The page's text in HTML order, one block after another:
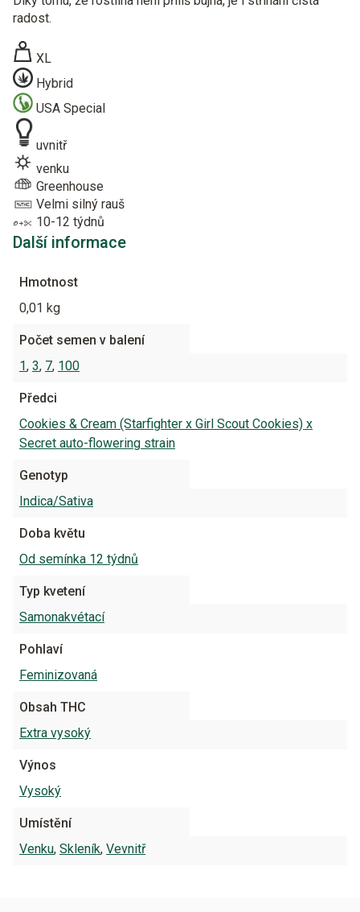
radost.
XL
Hybrid
USA Special
uvnitř
venku
Greenhouse
Velmi silný rauš
10-12 týdnů
Další informace
Hmotnost
0,01 kg
Počet semen v balení
1, 3, 7, 100
Předci
Cookies & Cream (Starfighter x Girl Scout Cookies) x
Secret auto-flowering strain
Genotyp
Indica/Sativa
Doba květu
Od semínka 12 týdnů
Typ kvetení
Samonakvétací
Pohlaví
Feminizovaná
Obsah THC
Extra vysoký
Výnos
Vysoký
Umístění
Venku, Skleník, Vevnitř